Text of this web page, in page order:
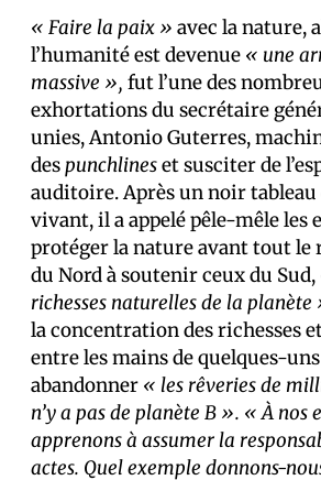
« Faire la paix » avec la nature,
l’humanité est devenue « une
massive », fut l’une des
exhortations du secrétaire
unies, Antonio Guterres,
despunchlineset susciter de
auditoire. Après un noir tableau
vivant, il a appelé pêle-mêle les
protéger la nature avant tout le
du Nord à soutenir ceux du Sud,
richesses naturelles de la planète
la concentration des richesses
entre les mains de quelques-
abandonner « les rêveries de
n’y a pas de planète B ». « À nos
apprenons à assumer la
actes. Quel exemple donnons-